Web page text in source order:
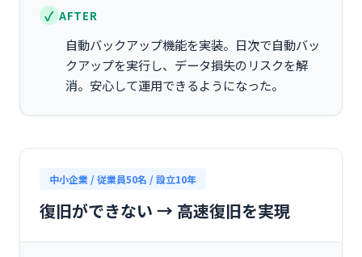
AFTER
自動バックアップ機能を実装。日次で自動バッ
クアップを実行し、データ損失のリスクを解
消。安心して運用できるようになった。
中小企業 / 従業員50名 / 設立10年
復旧ができない → 高速復旧を実現